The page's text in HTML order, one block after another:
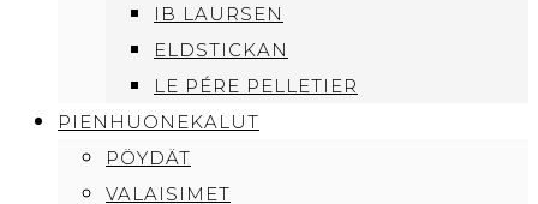
IB LAURSEN
ELDSTICKAN
LE PÉRE PELLETIER
PIENHUONEKALUT
PÖYDÄT
VALAISIMET